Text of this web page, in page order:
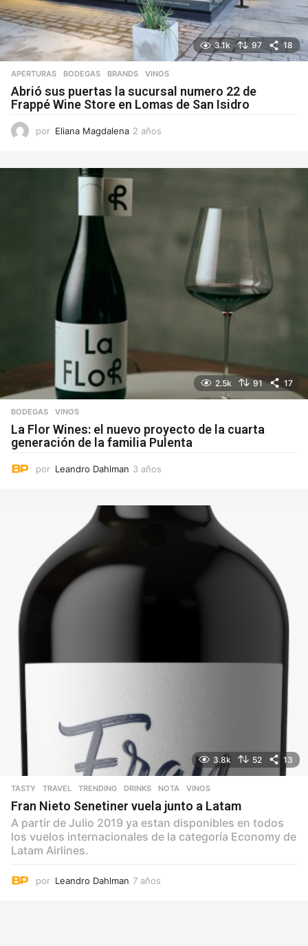
3.1k 97 18
APERTURAS ,BODEGAS ,BRANDS VINOS
Abrió sus puertas la sucursal numero 22 de
Frappé Wine Store en Lomas de San Isidro
por Eliana Magdalena 2 años
o
2.5k 91 17
BODEGAS VINOS
La Flor Wines: el nuevo proyecto de la cuarta
generación de la familia Pulenta
por Leandro Dahlman 3 años
o
3.8k 52 13
TASTY ,TRAVEL ,TRENDING DRINKS ,NOTA ,VINOS
Fran Nieto Senetiner vuela junto a Latam
A partir de Julio 2019 ya estan disponibles en todos
los vuelos internacionales de la categoría Economy de
Latam Airlines.
por Leandro Dahlman 7 años